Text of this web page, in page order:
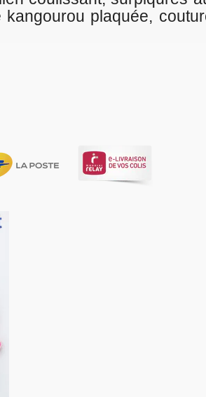
de côté,